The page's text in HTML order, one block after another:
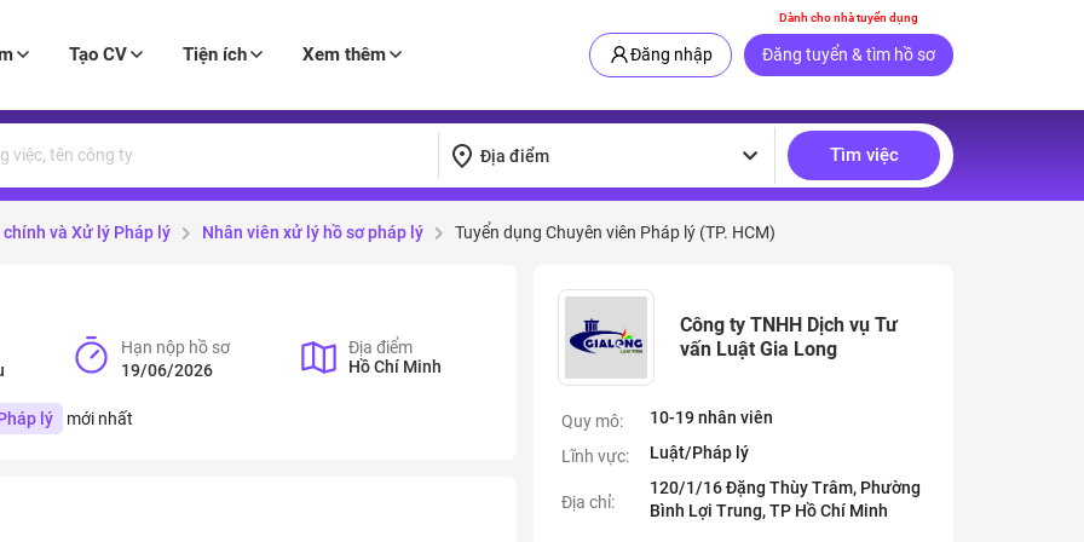
Dành cho nhà tuyển dụng
Tạo CV Tiện ích Xem thêm Đăng nhập Đăng tuyển & tìm hồ sơ
Địa điểm Tìm việc
chính và Xử lý Pháp lý Nhân viên xử lý hồ sơ pháp lý Tuyển dụng Chuyên viên Pháp lý (TP. HCM)
Hạn nộp hồ sơ
19/06/2026
Địa điểm
Hồ Chí Minh
lý mới nhất
Công ty TNHH Dịch vụ Tư
vấn Luật Gia Long
Quy mô:
10-19 nhân viên
Lĩnh vực:
Luật/Pháp lý
Địa chỉ:
120/1/16 Đặng Thùy Trâm, Phường
Bình Lợi Trung, TP Hồ Chí Minh